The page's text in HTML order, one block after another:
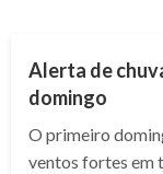
Alerta de
domingo
O primeiro
ventos fortes em